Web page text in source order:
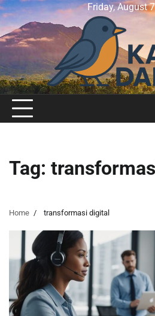
Skip
to
content
Friday, August
Tag:
Home transformasi digital